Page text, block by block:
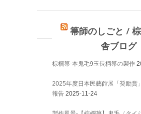
箒師のしごと /
舎ブログ
棕櫚箒-本鬼毛9玉長柄箒の製作
2025年度日本民藝館展「奨励賞
報告 2025-11-24